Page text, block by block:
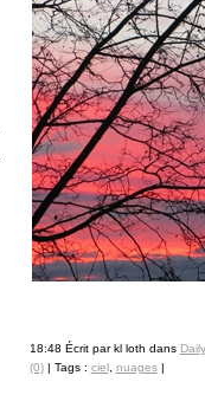
18:48 Écrit par kl loth dans
(0)| Tags : ciel, nuages|